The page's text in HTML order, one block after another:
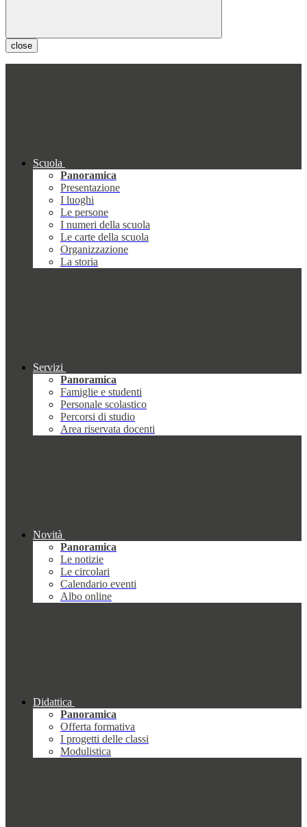
close
Scuola
Panoramica
Presentazione
I luoghi
Le persone
I numeri della scuola
Le carte della scuola
Organizzazione
La storia
Servizi
Panoramica
Famiglie e studenti
Personale scolastico
Percorsi di studio
Area riservata docenti
Novità
Panoramica
Le notizie
Le circolari
Calendario eventi
Albo online
Didattica
Panoramica
Offerta formativa
I progetti delle classi
Modulistica